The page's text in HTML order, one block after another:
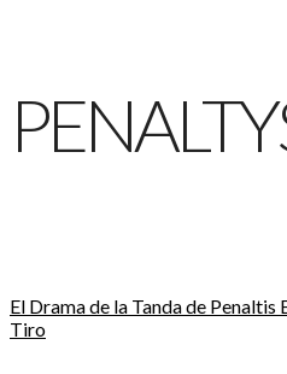
El Drama de la Tanda de
Tiro